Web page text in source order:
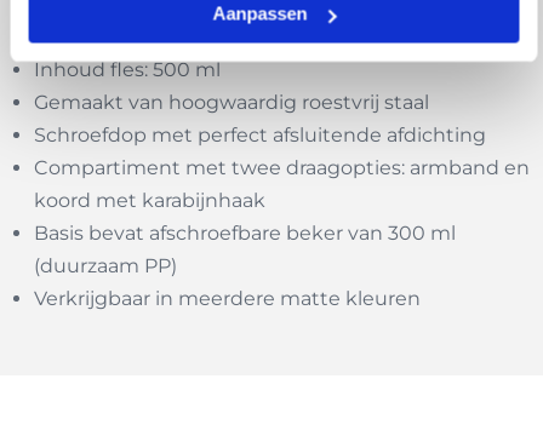
Aanpassen
Inhoud fles: 500 ml
Gemaakt van hoogwaardig roestvrij staal
Schroefdop met perfect afsluitende afdichting
Compartiment met twee draagopties: armband en
koord met karabijnhaak
Basis bevat afschroefbare beker van 300 ml
(duurzaam PP)
Verkrijgbaar in meerdere matte kleuren